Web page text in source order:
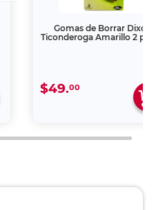
Gomas de Borrar Dixon
Ticonderoga Amarillo 2
$49.00